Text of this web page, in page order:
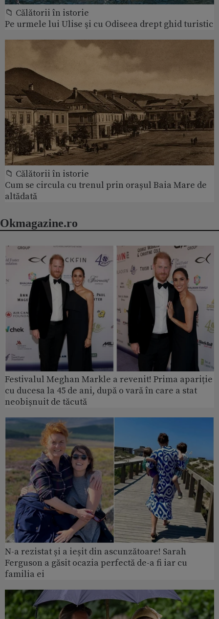
📁 Călătorii în istorie
Pe urmele lui Ulise şi cu Odiseea drept ghid turistic
📁 Călătorii în istorie
Cum se circula cu trenul prin orașul Baia Mare de
altădată
Okmagazine.ro
Festivalul Meghan Markle a revenit! Prima apariție
cu ducesa la 45 de ani, după o vară în care a stat
neobișnuit de tăcută
N-a rezistat și a ieșit din ascunzătoare! Sarah
Ferguson a găsit ocazia perfectă de-a fi iar cu
familia ei